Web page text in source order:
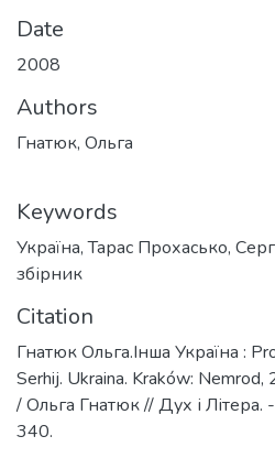
Date
2008
Authors
Гнатюк, Ольга
Keywords
Україна,Тарас Прохасько,
збірник
Citation
Гнатюк Ольга.Інша Україна :
Serhij. Ukraina. Kraków:
/ Ольга Гнатюк // Дух і
340.